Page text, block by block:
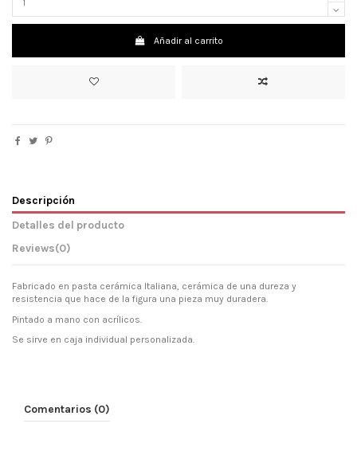
Añadir al carrito
Descripción
Detalles del producto
Reviews(0)
Fabricado en pasta cerámica Italiana, cerámica de una dureza y
resistencia que hace de la figura una pieza muy duradera.
Pintado a mano con acrílicos.
Se sirve en caja individual personalizada.
Comentarios (0)